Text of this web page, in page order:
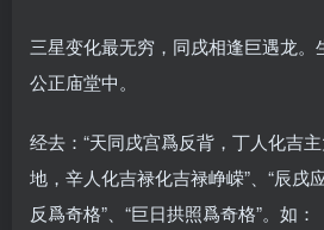
三星变化最无穷，同戌相逢巨遇龙
公正庙堂中。
经去：“天同戌宫爲反背，丁人化吉
地，辛人化吉禄化吉禄峥嵘”、“辰戌
反爲奇格”、“巨日拱照爲奇格”。如：